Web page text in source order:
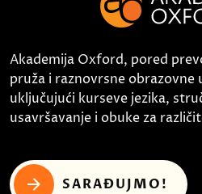
Akademija Oxford, pored
pruža i raznovrsne obrazovne
uključujući kurseve jezika,
usavršavanje i obuke za
SARAĐUJMO!